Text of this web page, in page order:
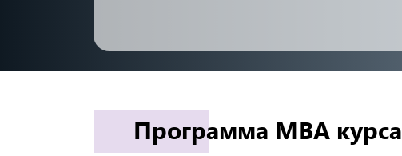
Программа MBA курса